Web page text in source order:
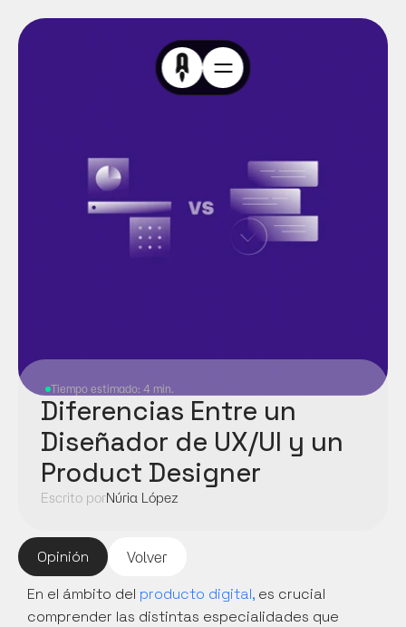
Opinión Volver
En el ámbito del producto digital, es crucial
comprender las distintas especialidades que
Tiempo estimado: 4 min.
Diferencias Entre un
Diseñador de UX/UI y un
Product Designer
Escrito porNúria López